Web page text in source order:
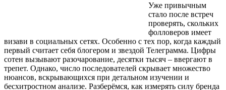
Уже привычным
стало после встреч
проверять, скольких
фолловеров имеет
визави в социальных сетях. Особенно с тех пор, когда каждый
первый считает себя блогером и звездой Телеграмма. Цифры
сотен вызывают разочарование, десятки тысяч – ввергают в
трепет. Однако, число последователей скрывает множество
нюансов, вскрывающихся при детальном изучении и
бесхитростном анализе. Разберёмся, как измерять силу бренда